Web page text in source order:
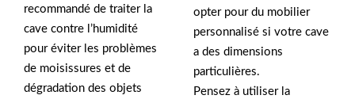
recommandé de traiter la
cave contre l’humidité
pour éviter les problèmes
de moisissures et de
dégradation des objets
opter pour du mobilier
personnalisé si votre cave
a des dimensions
particulières.
Pensez à utiliser la